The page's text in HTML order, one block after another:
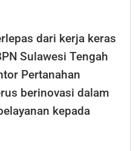
dari kerja keras
Sulawesi Tengah
Pertanahan
berinovasi dalam
kepada